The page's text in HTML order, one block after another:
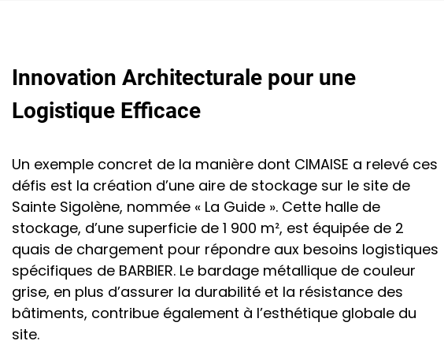
Innovation Architecturale pour une
Logistique Efficace
Un exemple concret de la manière dont CIMAISE a relevé ces
défis est la création d’une aire de stockage sur le site de
Sainte Sigolène, nommée « La Guide ». Cette halle de
stockage, d’une superficie de 1 900 m², est équipée de 2
quais de chargement pour répondre aux besoins logistiques
spécifiques de BARBIER. Le bardage métallique de couleur
grise, en plus d’assurer la durabilité et la résistance des
bâtiments, contribue également à l’esthétique globale du
site.